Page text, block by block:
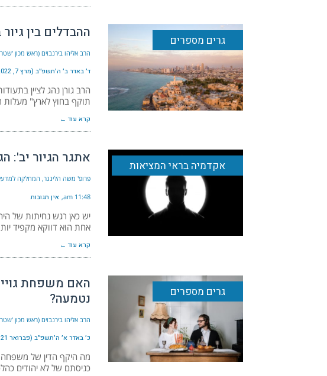
גרים מספרים ההבדלים בין
הרב אליהו בירנבוים (ראש מכון
ד׳ באדר ב׳ ה׳תשפ״ב (מרץ 7, 2022)
הרב גורן נהג לציין
תוקף בחוץ לארץ" מעלות
קרא עוד ←
אקדמיה בראי המציאות אתגר הגיור יב':
פרופ' משה הלינגר, המחלקה למדעי
11:48 am אין תגובות
יש כאן רגש נחיתות של
אחת הוא דווקא מקפיד
קרא עוד ←
גרים מספרים
האם משפחת
נטמעה?
הרב אליהו בירנבוים (ראש מכון
כ׳ באדר א׳ ה׳תשפ״ב (פברואר 21, 2022)
מה היקף הדין של
כניסתם של לא יהודים